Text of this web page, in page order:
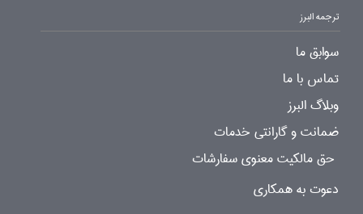
ترجمه البرز
سوابق ما
تماس با ما
وبلاگ البرز
ضمانت و گارانتی خدمات
حق مالکیت معنوی سفارشات
دعوت به همکاری